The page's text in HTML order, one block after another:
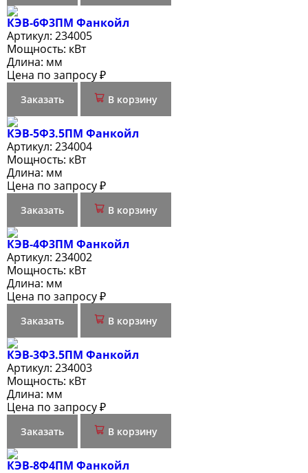
КЭВ-6Ф3ПМ Фанкойл
Артикул: 234005
Мощность: кВт
Длина: мм
Цена по запросу ₽
Заказать В корзину
КЭВ-5Ф3.5ПМ Фанкойл
Артикул: 234004
Мощность: кВт
Длина: мм
Цена по запросу ₽
Заказать В корзину
КЭВ-4Ф3ПМ Фанкойл
Артикул: 234002
Мощность: кВт
Длина: мм
Цена по запросу ₽
Заказать В корзину
КЭВ-3Ф3.5ПМ Фанкойл
Артикул: 234003
Мощность: кВт
Длина: мм
Цена по запросу ₽
Заказать В корзину
КЭВ-8Ф4ПМ Фанкойл